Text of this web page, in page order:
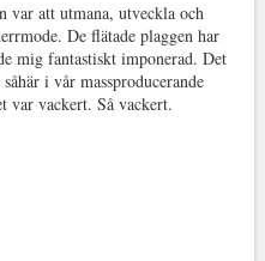
var att utmana, utveckla och
De flätade plaggen har
mig fantastiskt imponerad. Det
i vår massproducerande
var vackert. Så vackert.